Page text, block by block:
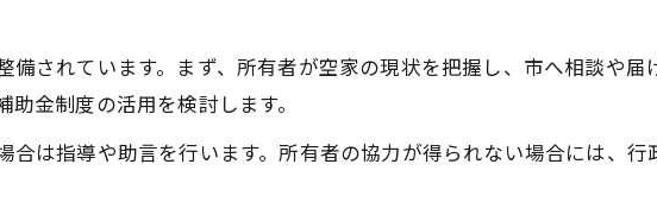
空家賃貸の魅力と岡崎市での可能性を探る
空家管理と賃貸活用の相乗効果とは何か
されています。まず、所有者が空家の現状を把握し、市へ相談や届
金制度の活用を検討します。
は指導や助言を行います。所有者の協力が得られない場合には、